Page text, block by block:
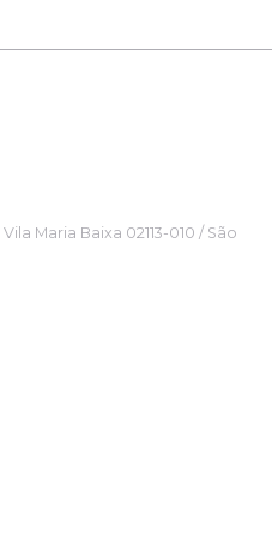
Vila Maria Baixa 02113-010 / São